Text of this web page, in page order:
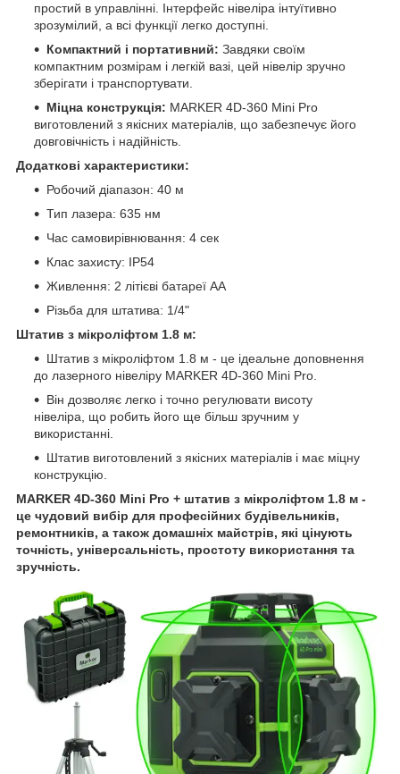
простий в управлінні. Інтерфейс нівеліра інтуїтивно
зрозумілий, а всі функції легко доступні.
Компактний і портативний: Завдяки своїм
компактним розмірам і легкій вазі, цей нівелір зручно
зберігати і транспортувати.
Міцна конструкція: MARKER 4D-360 Mini Pro
виготовлений з якісних матеріалів, що забезпечує його
довговічність і надійність.
Додаткові характеристики:
Робочий діапазон: 40 м
Тип лазера: 635 нм
Час самовирівнювання: 4 сек
Клас захисту: IP54
Живлення: 2 літієві батареї AA
Різьба для штатива: 1/4"
Штатив з мікроліфтом 1.8 м:
Штатив з мікроліфтом 1.8 м - це ідеальне доповнення
до лазерного нівеліру MARKER 4D-360 Mini Pro.
Він дозволяє легко і точно регулювати висоту
нівеліра, що робить його ще більш зручним у
використанні.
Штатив виготовлений з якісних матеріалів і має міцну
конструкцію.
MARKER 4D-360 Mini Pro + штатив з мікроліфтом 1.8 м -
це чудовий вибір для професійних будівельників,
ремонтників, а також домашніх майстрів, які цінують
точність, універсальність, простоту використання та
зручність.